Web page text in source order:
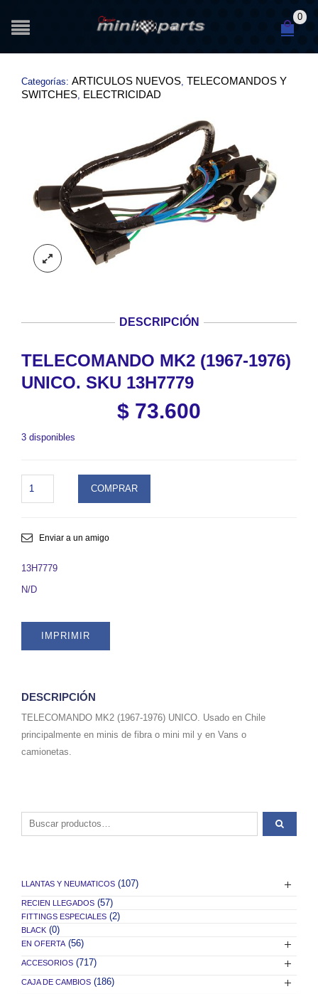
0
Categorías: ARTICULOS NUEVOS TELECOMANDOS Y
SWITCHES ELECTRICIDAD
DESCRIPCIÓN
TELECOMANDO MK2 (1967-1976)
UNICO. SKU 13H7779
$ 73.600
3 disponibles
MK2
UNICO.
13H7779
COMPRAR
Enviar a un amigo
13H7779
N/D
IMPRIMIR
DESCRIPCIÓN
TELECOMANDO MK2 (1967-1976) UNICO. Usado en Chile
principalmente en minis de fibra o mini mil y en Vans o
camionetas.
Buscar por:
LLANTAS Y NEUMATICOS (107)
RECIEN LLEGADOS (57)
FITTINGS ESPECIALES (2)
BLACK (0)
EN OFERTA (56)
ACCESORIOS (717)
CAJA DE CAMBIOS (186)